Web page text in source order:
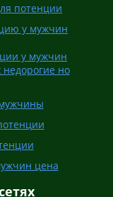
потенции
у мужчин
у мужчин
недорогие но
цена